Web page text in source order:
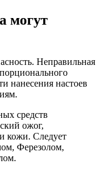
могут
Неправильная
нанесения настоев
средств
ожог,
кожи. Следует
Ферезолом,